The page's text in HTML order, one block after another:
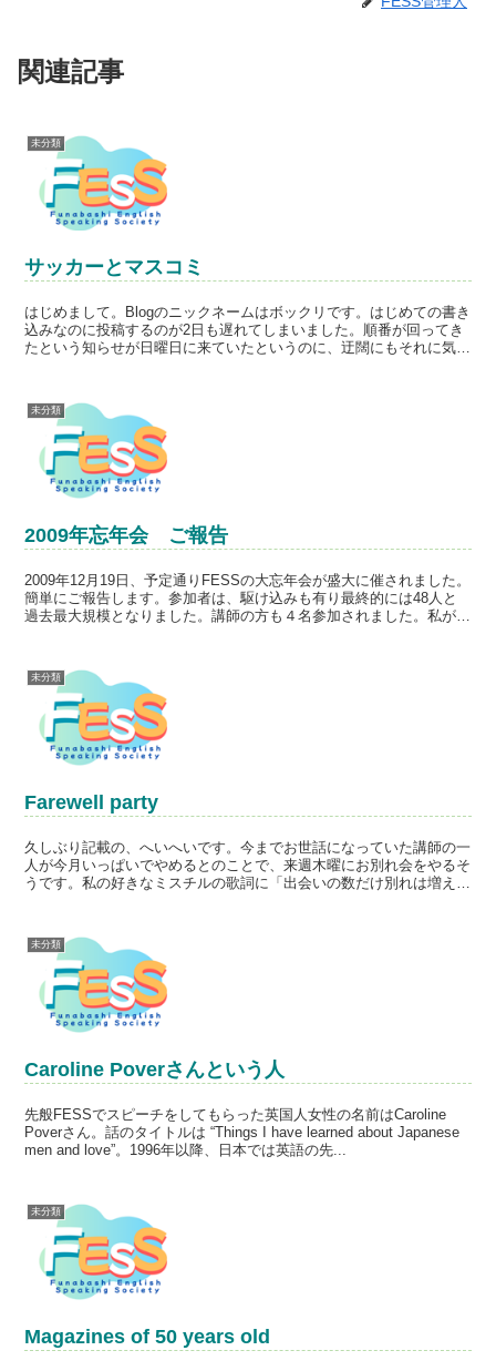
関連記事
未分類
サッカーとマスコミ
はじめまして。Blogのニックネームはボックリです。はじめての書き
込みなのに投稿するのが2日も遅れてしまいました。順番が回ってき
たという知らせが日曜日に来ていたというのに、迂闊にもそれに気づ
未分類
2009年忘年会 ご報告
2009年12月19日、予定通りFESSの大忘年会が盛大に催されました。
簡単にご報告します。参加者は、駆け込みも有り最終的には48人と
過去最大規模となりました。講師の方も４名参加されました。私が忘
未分類
Farewell party
久しぶり記載の、へいへいです。今までお世話になっていた講師の一
人が今月いっぱいでやめるとのことで、来週木曜にお別れ会をやるそ
うです。私の好きなミスチルの歌詞に「出会いの数だけ別れは増え
未分類
Caroline Poverさんという人
先般FESSでスピーチをしてもらった英国人女性の名前はCaroline
Poverさん。話のタイトルは “Things I have learned about Japanese
men and love”。1996年以降、日本では英語の先...
未分類
Magazines of 50 years old